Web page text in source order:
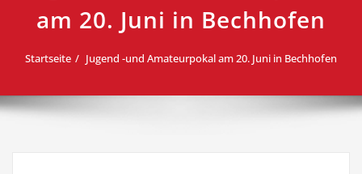
am 20. Juni in Bechhofen
Startseite Jugend -und Amateurpokal am 20. Juni in Bechhofen